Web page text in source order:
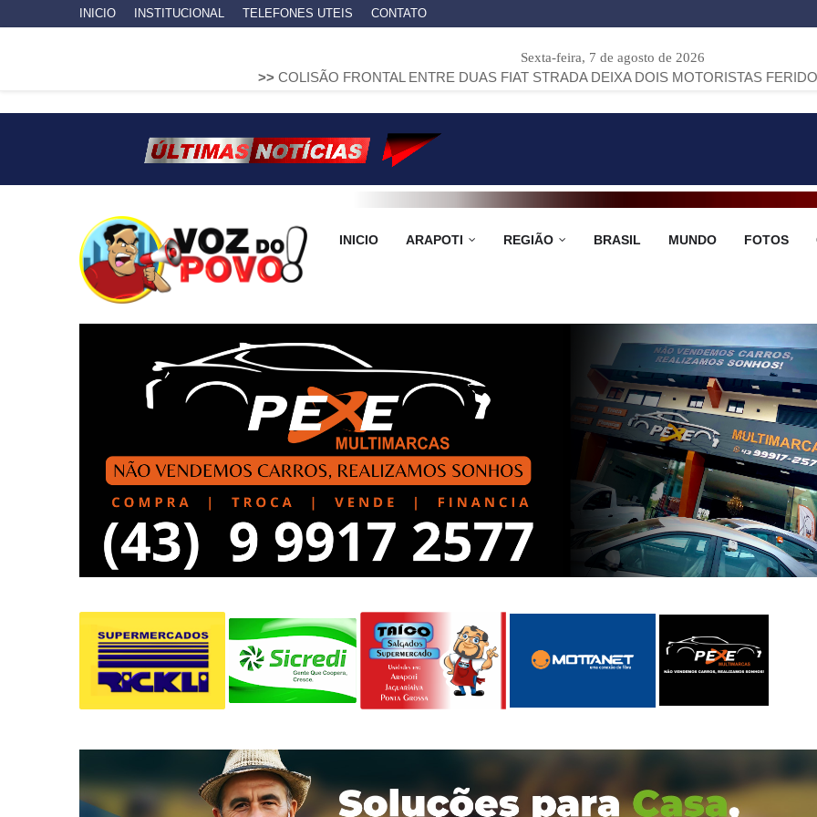
INICIO INSTITUCIONAL TELEFONES UTEIS CONTATO
Sexta-feira, 7 de agosto de 2026
COLISÃO FRONTAL ENTRE DUAS FIAT STRADA DEIXA DOIS MOTORISTAS FERIDOS NA PR-
INICIO ARAPOTI REGIÃO BRASIL MUNDO FOTOS